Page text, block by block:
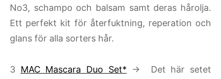
No3, schampo och balsam samt deras hårolja.
Ett perfekt kit för återfuktning, reperation och
glans för alla sorters hår.
3 MAC Mascara Duo Set* → Det här setet